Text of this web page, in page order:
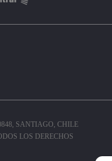
SANTIAGO, CHILE
LOS DERECHOS